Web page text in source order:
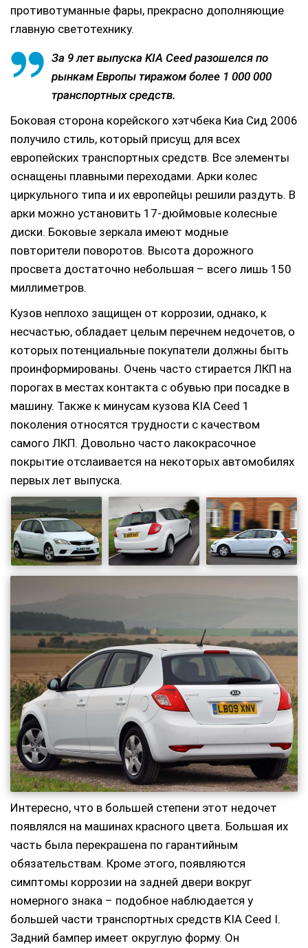
противотуманные фары, прекрасно дополняющие
главную светотехнику.
За 9 лет выпуска KIA Ceed разошелся по
рынкам Европы тиражом более 1 000 000
транспортных средств.
Боковая сторона корейского хэтчбека Киа Сид 2006
получило стиль, который присущ для всех
европейских транспортных средств. Все элементы
оснащены плавными переходами. Арки колес
циркульного типа и их европейцы решили раздуть. В
арки можно установить 17-дюймовые колесные
диски. Боковые зеркала имеют модные
повторители поворотов. Высота дорожного
просвета достаточно небольшая – всего лишь 150
миллиметров.
Кузов неплохо защищен от коррозии, однако, к
несчастью, обладает целым перечнем недочетов, о
которых потенциальные покупатели должны быть
проинформированы. Очень часто стирается ЛКП на
порогах в местах контакта с обувью при посадке в
машину. Также к минусам кузова KIA Ceed 1
поколения относятся трудности с качеством
самого ЛКП. Довольно часто лакокрасочное
покрытие отслаивается на некоторых автомобилях
первых лет выпуска.
Интересно, что в большей степени этот недочет
появлялся на машинах красного цвета. Большая их
часть была перекрашена по гарантийным
обязательствам. Кроме этого, появляются
симптомы коррозии на задней двери вокруг
номерного знака – подобное наблюдается у
большей части транспортных средств KIA Ceed I.
Задний бампер имеет округлую форму. Он